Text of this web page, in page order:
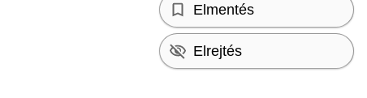
Elmentés
Elrejtés